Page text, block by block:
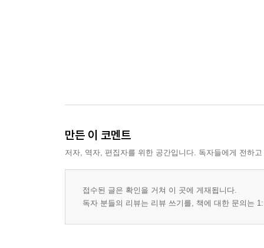
만든 이 코멘트
저자, 역자, 편집자를 위한 공간입니다. 독자들에게 전하
접수된 글은 확인을 거쳐 이 곳에 게재됩니다.
독자 분들의 리뷰는 리뷰 쓰기를, 책에 대한 문의는